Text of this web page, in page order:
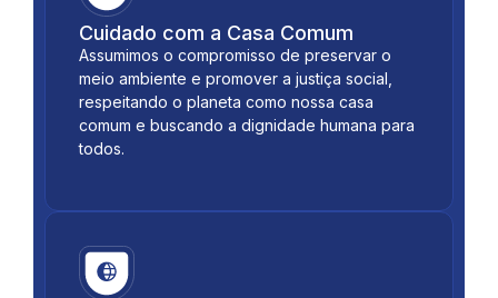
Cuidado com a Casa Comum
Assumimos o compromisso de preservar o
meio ambiente e promover a justiça social,
respeitando o planeta como nossa casa
comum e buscando a dignidade humana para
todos.